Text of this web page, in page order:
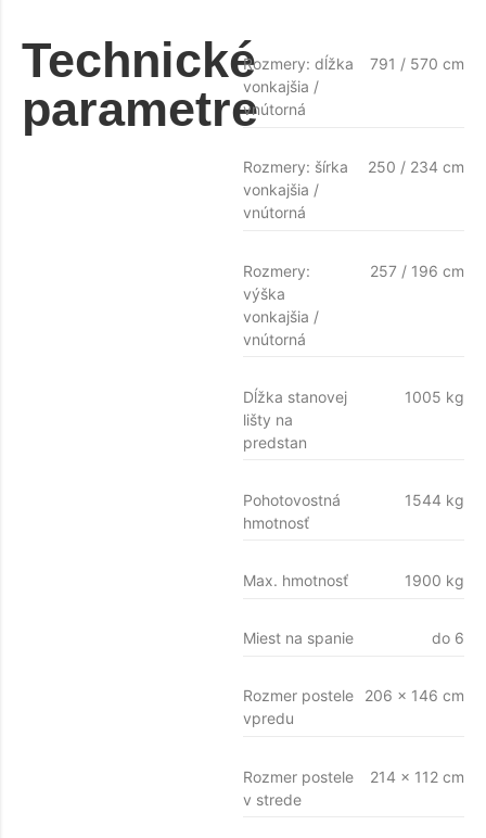
Technické
parametre
Rozmery: dĺžka
vonkajšia /
vnútorná
791 / 570 cm
Rozmery: šírka
vonkajšia /
vnútorná
250 / 234 cm
Rozmery:
výška
vonkajšia /
vnútorná
257 / 196 cm
Dĺžka stanovej
lišty na
predstan
1005 kg
Pohotovostná
hmotnosť
1544 kg
Max. hmotnosť 1900 kg
Miest na spanie do 6
Rozmer postele
vpredu
206 x 146 cm
Rozmer postele
v strede
214 x 112 cm